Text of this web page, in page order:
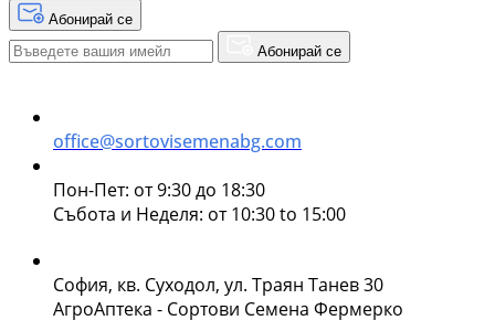
Абонирай се
Абонирай се
office@sortovisemenabg.com
Пон-Пет: от 9:30 до 18:30
Събота и Неделя: от 10:30 to 15:00
София, кв. Суходол, ул. Траян Танев 30
АгроАптека - Сортови Семена Фермерко